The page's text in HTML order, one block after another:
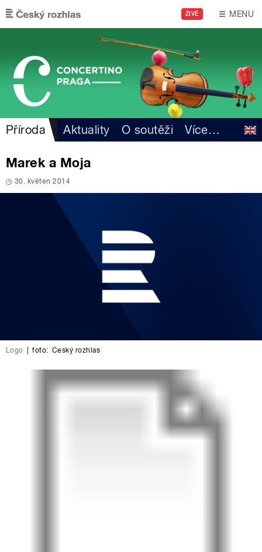
Přejít k hlavnímu obsahu
ŽIVĚ MENU
Příroda Aktuality O soutěži Více…
Marek a Moja
30. květen 2014
Logo foto: Český rozhlas